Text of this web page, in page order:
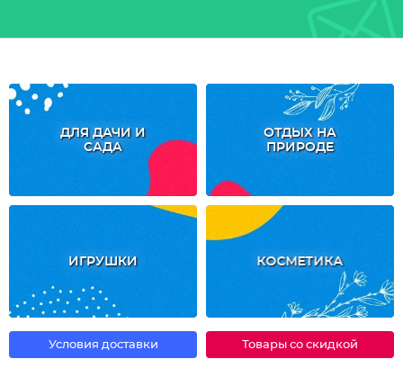
ДЛЯ ДАЧИ И
САДА
ОТДЫХ НА
ПРИРОДЕ
ИГРУШКИ КОСМЕТИКА
Условия доставки Товары со скидкой